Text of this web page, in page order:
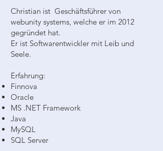
Christian ist Geschäftsführer von
webunity systems, welche er im 2012
gegründet hat.
Er ist Softwarentwickler mit Leib und
Seele.
Erfahrung:
Finnova
Oracle
MS .NET Framework
Java
MySQL
SQL Server